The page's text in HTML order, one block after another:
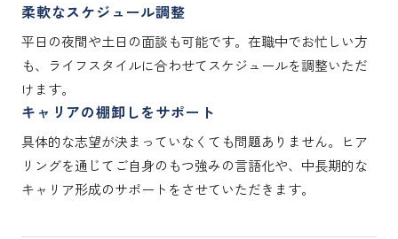
柔軟なスケジュール調整
平日の夜間や土日の面談も可能です。在職中でお忙しい方
も、ライフスタイルに合わせてスケジュールを調整いただ
けます。
キャリアの棚卸しをサポート
具体的な志望が決まっていなくても問題ありません。ヒア
リングを通じてご自身のもつ強みの言語化や、中長期的な
キャリア形成のサポートをさせていただきます。